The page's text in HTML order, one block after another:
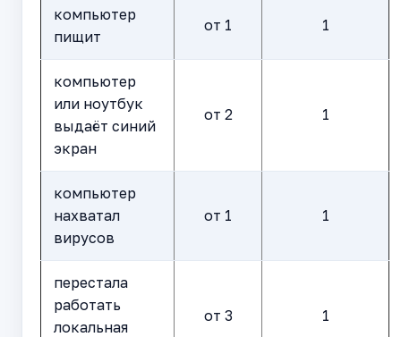
компьютер
пищит
от 1 1
компьютер
или ноутбук
выдаёт синий
экран
от 2 1
компьютер
нахватал
вирусов
от 1 1
перестала
работать
локальная
от 3 1